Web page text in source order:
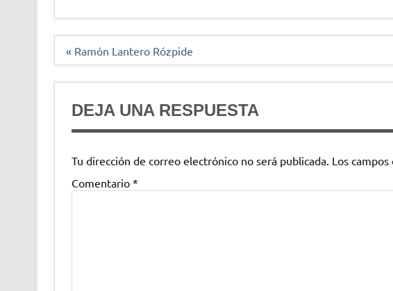
Navegación
« Ramón Lantero Rózpide
DEJA UNA RESPUESTA
Tu dirección de correo electrónico no será publicada. Los
Comentario *